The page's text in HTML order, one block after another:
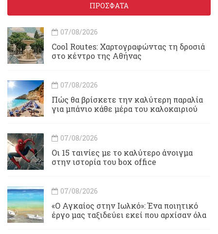
ΠΡΟΣΦΑΤΑ
07/08/2026
Cool Routes: Χαρτογραφώντας τη δροσιά
στο κέντρο της Αθήνας
07/08/2026
Πώς θα βρίσκετε την καλύτερη παραλία
για μπάνιο κάθε μέρα του καλοκαιριού
07/08/2026
Οι 15 ταινίες με το καλύτερο άνοιγμα
στην ιστορία του box office
07/08/2026
«Ο Αγκαίος στην Ιωλκό»: Ένα ποιητικό
έργο μας ταξιδεύει εκεί που αρχίσαν όλα